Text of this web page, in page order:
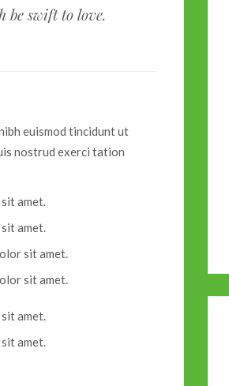
be swift to love.
euismod tincidunt ut
nostrud exerci tation
amet.
amet.
sit amet.
sit amet.
amet.
amet.